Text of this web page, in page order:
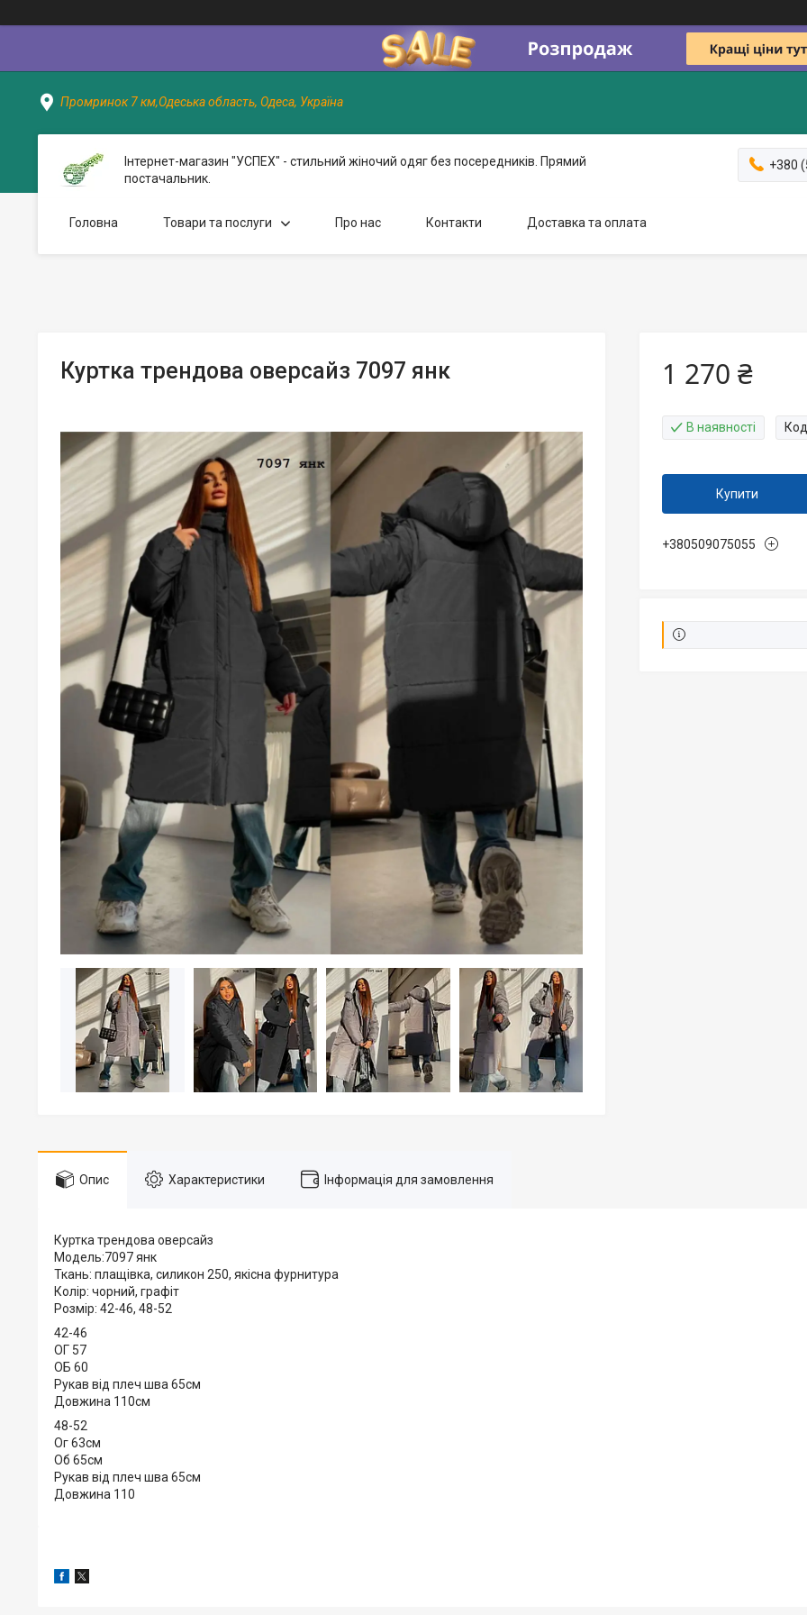
Промринок 7 км,Одеська область, Одеса, Україна
Інтернет-магазин "УСПЕХ" - стильний жіночий одяг без посередників. Прямий
постачальник.
+380
Головна Товари та послуги Про нас Контакти Доставка та оплата
Куртка трендова оверсайз 7097 янк 1 270 ₴
В наявності
Купити
+380509075055
Опис Характеристики Інформація для замовлення
Куртка трендова оверсайз
Модель:7097 янк
Ткань: плащiвка, силикон 250, якicна фурнитура
Колiр: чорний, графiт
Розмiр: 42-46, 48-52
42-46
ОГ 57
ОБ 60
Рукав вiд плеч шва 65см
Довжина 110см
48-52
Ог 63см
Об 65см
Рукав вiд плеч шва 65см
Довжина 110